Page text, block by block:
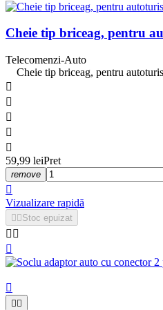
Cheie tip briceag, pentru
Telecomenzi-Auto
Cheie tip briceag, pentru





59,99 leiPret
remove

Vizualizare rapidă
  Stoc epuizat
 


 